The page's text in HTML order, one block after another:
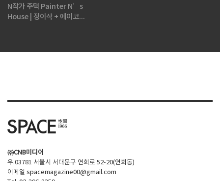
N작가 주택 Painter N’s
House | 정이삭 + 에이코...
㈜CNB미디어
우.03781 서울시 서대문구 연희로 52-20(연희동)
이메일 spacemagazine00@gmail.com